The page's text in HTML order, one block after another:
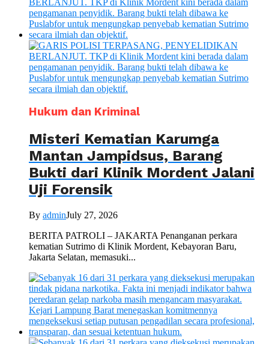
Hukum dan Kriminal
Misteri Kematian Karumga
Mantan Jampidsus, Barang
Bukti dari Klinik Mordent Jalani
Uji Forensik
By adminJuly 27, 2026
BERITA PATROLI – JAKARTA Penanganan perkara
kematian Sutrimo di Klinik Mordent, Kebayoran Baru,
Jakarta Selatan, memasuki...